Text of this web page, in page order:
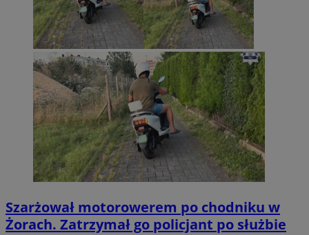
Szarżował motorowerem po chodniku w
Żorach. Zatrzymał go policjant po służbie